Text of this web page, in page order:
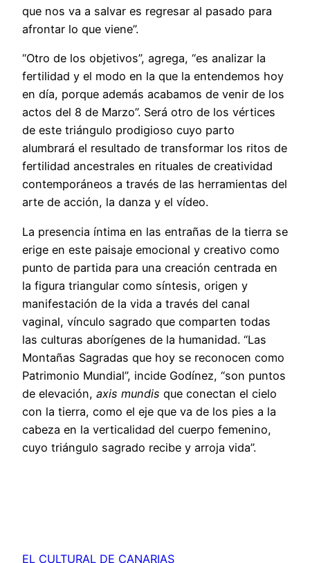
que nos va a salvar es regresar al pasado para
afrontar lo que viene”.
“Otro de los objetivos”, agrega, “es analizar la
fertilidad y el modo en la que la entendemos hoy
en día, porque además acabamos de venir de los
actos del 8 de Marzo”. Será otro de los vértices
de este triángulo prodigioso cuyo parto
alumbrará el resultado de transformar los ritos de
fertilidad ancestrales en rituales de creatividad
contemporáneos a través de las herramientas del
arte de acción, la danza y el vídeo.
La presencia íntima en las entrañas de la tierra se
erige en este paisaje emocional y creativo como
punto de partida para una creación centrada en
la figura triangular como síntesis, origen y
manifestación de la vida a través del canal
vaginal, vínculo sagrado que comparten todas
las culturas aborígenes de la humanidad. “Las
Montañas Sagradas que hoy se reconocen como
Patrimonio Mundial”, incide Godínez, “son puntos
de elevación, axis mundis que conectan el cielo
con la tierra, como el eje que va de los pies a la
cabeza en la verticalidad del cuerpo femenino,
cuyo triángulo sagrado recibe y arroja vida”.
EL CULTURAL DE CANARIAS